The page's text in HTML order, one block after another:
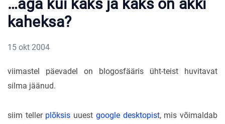
…aga kui kaks ja kaks on äkki
kaheksa?
15 okt 2004
viimastel päevadel on blogosfääris üht-teist huvitavat
silma jäänud.
siim teller plõksis uuest google desktopist, mis võimaldab